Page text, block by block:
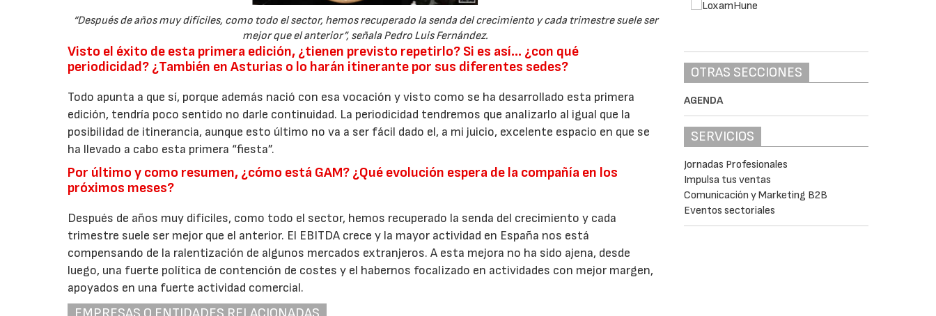
“Después de años muy difíciles, como todo el sector, hemos recuperado la senda del crecimiento y cada trimestre suele ser
mejor que el anterior”, señala Pedro Luis Fernández.
Visto el éxito de esta primera edición, ¿tienen previsto repetirlo? Si es así… ¿con qué
periodicidad? ¿También en Asturias o lo harán itinerante por sus diferentes sedes?
Todo apunta a que sí, porque además nació con esa vocación y visto como se ha desarrollado esta primera
edición, tendría poco sentido no darle continuidad. La periodicidad tendremos que analizarlo al igual que la
posibilidad de itinerancia, aunque esto último no va a ser fácil dado el, a mi juicio, excelente espacio en que se
ha llevado a cabo esta primera “fiesta”.
Por último y como resumen, ¿cómo está GAM? ¿Qué evolución espera de la compañía en los
próximos meses?
Después de años muy difíciles, como todo el sector, hemos recuperado la senda del crecimiento y cada
trimestre suele ser mejor que el anterior. El EBITDA crece y la mayor actividad en España nos está
compensando de la ralentización de algunos mercados extranjeros. A esta mejora no ha sido ajena, desde
luego, una fuerte política de contención de costes y el habernos focalizado en actividades con mejor margen,
apoyados en una fuerte actividad comercial.
OTRAS SECCIONES
AGENDA
SERVICIOS
Jornadas Profesionales
Impulsa tus ventas
Comunicación y Marketing B2B
Eventos sectoriales